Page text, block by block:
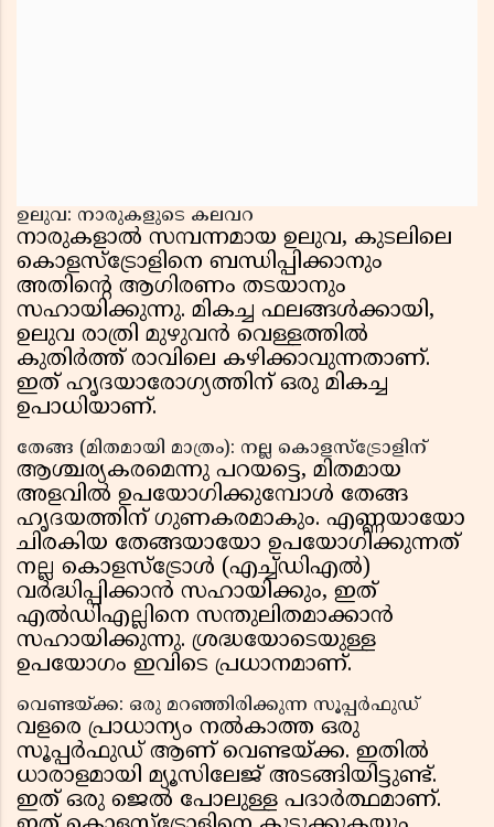
ഉലുവ: നാരുകളുടെ കലവറ
നാരുകളാൽ സമ്പന്നമായ ഉലുവ, കുടലിലെ
കൊളസ്ട്രോളിനെ ബന്ധിപ്പിക്കാനും
അതിന്റെ ആഗിരണം തടയാനും
സഹായിക്കുന്നു. മികച്ച ഫലങ്ങൾക്കായി,
ഉലുവ രാത്രി മുഴുവൻ വെള്ളത്തിൽ
കുതിർത്ത് രാവിലെ കഴിക്കാവുന്നതാണ്.
ഇത് ഹൃദയാരോഗ്യത്തിന് ഒരു മികച്ച
ഉപാധിയാണ്.
തേങ്ങ (മിതമായി മാത്രം): നല്ല കൊളസ്ട്രോളിന്
ആശ്ചര്യകരമെന്നു പറയട്ടെ, മിതമായ
അളവിൽ ഉപയോഗിക്കുമ്പോൾ തേങ്ങ
ഹൃദയത്തിന് ഗുണകരമാകും. എണ്ണയായോ
ചിരകിയ തേങ്ങയായോ ഉപയോഗിക്കുന്നത്
നല്ല കൊളസ്ട്രോൾ (എച്ച്ഡിഎൽ)
വർദ്ധിപ്പിക്കാൻ സഹായിക്കും, ഇത്
എൽഡിഎല്ലിനെ സന്തുലിതമാക്കാൻ
സഹായിക്കുന്നു. ശ്രദ്ധയോടെയുള്ള
ഉപയോഗം ഇവിടെ പ്രധാനമാണ്.
വെണ്ടയ്ക്ക: ഒരു മറഞ്ഞിരിക്കുന്ന സൂപ്പർഫുഡ്
വളരെ പ്രാധാന്യം നൽകാത്ത ഒരു
സൂപ്പർഫുഡ് ആണ് വെണ്ടയ്ക്ക. ഇതിൽ
ധാരാളമായി മ്യൂസിലേജ് അടങ്ങിയിട്ടുണ്ട്.
ഇത് ഒരു ജെൽ പോലുള്ള പദാർത്ഥമാണ്.